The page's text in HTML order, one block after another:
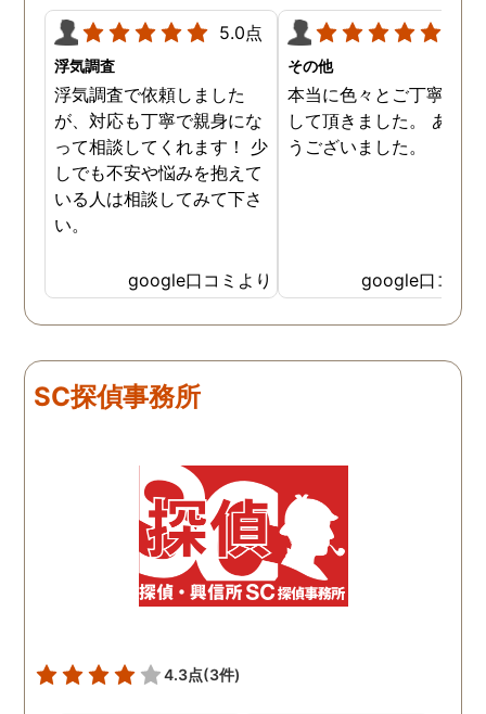
5.0点
浮気調査
浮気調査で依頼しました
が、対応も丁寧で親身にな
って相談してくれます！ 少
しでも不安や悩みを抱えて
いる人は相談してみて下さ
い。
google口コミより
その他
本当に色々とご丁寧に調
して頂きました。 あり
うございました。
google口コミ
SC探偵事務所
4.3点(3件)